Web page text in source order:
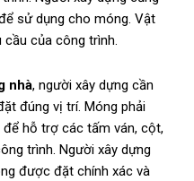
sử dụng cho móng. Vật
của công trình.
nhà, người xây dựng cần
đúng vị trí. Móng phải
hỗ trợ các tấm ván, cột,
trình. Người xây dựng
được đặt chính xác và